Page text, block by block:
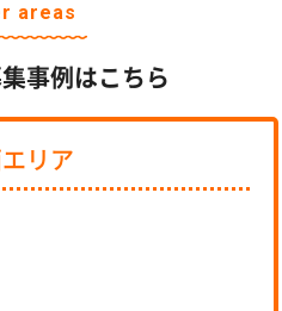
areas
事例はこちら
リア